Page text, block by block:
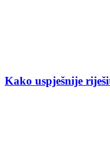
Kako uspješnije